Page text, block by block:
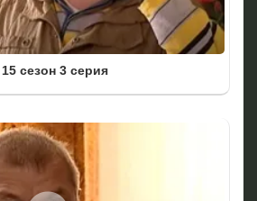
15 сезон 3 серия